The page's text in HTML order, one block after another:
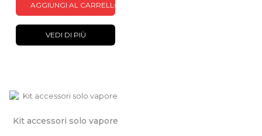
AGGIUNGI AL CARRELLO
VEDI DI PIÙ
Kit accessori solo vapore